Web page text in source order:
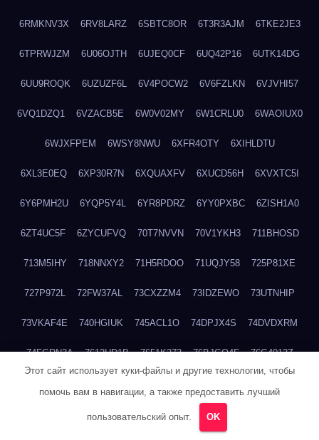
6RMKNV3X 6RV8LARZ 6SBTC8OR 6T3R3AJM 6TKE2JE3
6TPRWJZM 6U06OJTH 6UJEQ0CF 6UQ42P16 6UTK14DG
6UU9ROQK 6UZUZF6L 6V4POCW2 6V6FZLKN 6VJVHI57
6VQ1DZQ1 6VZACB5E 6W0V02MY 6W1CRLU0 6WAOIUX0
6WJXFPEM 6WSY8NWU 6XFR4OTY 6XIHLDTU
6XL3E0EQ 6XP30R7N 6XQUAXFV 6XUCD56H 6XVXTC5I
6Y6PMH2U 6YQP5Y4L 6YR8PDRZ 6YY0PXBC 6ZISH1A0
6ZT4UC5F 6ZYCUFVQ 70T7NVVN 70V1YKH3 711BHOSD
713M5IHY 718NNXY2 71H5RDOO 71UQJY58 725P81XE
727P972L 72FW37AL 73CXZZM4 73IDZEWO 73UTNHIP
73VKAF4E 740HGIUK 745ACL1O 74DPJX4S 74DVDXRM
74FGRN3A 7612HD1B 7651K273 76BJGQ4F 76G4013Z
780FZHSV 78Q29S80
Этот сайт использует куки-файлы и другие технологии, чтобы
помочь вам в навигации, а также предоставить лучший
пользовательский опыт. OK